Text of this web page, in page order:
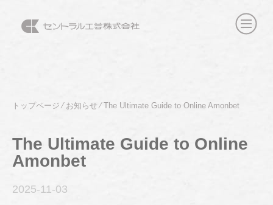
トップページ⁄ お知らせ⁄The Ultimate Guide to Online Amonbet
The Ultimate Guide to Online
Amonbet
2025-11 -03